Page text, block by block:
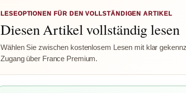
LESEOPTIONEN FÜR DEN VOLLSTÄNDIGEN ARTIKEL
Diesen Artikel vollständig lesen
Wählen Sie zwischen kostenlosem Lesen mit klar
Zugang über France Premium.